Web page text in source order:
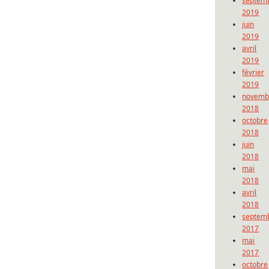
2019
juin
2019
avril
2019
février
2019
2018
octobre
2018
juin
2018
mai
2018
avril
2018
2017
mai
2017
octobre